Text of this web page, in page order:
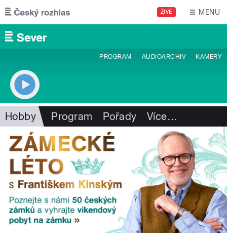
Přejít k hlavnímu obsahu
ŽIVĚ MENU
PROGRAM AUDIOARCHIV KAMERY
Hobby Program Pořady Více…